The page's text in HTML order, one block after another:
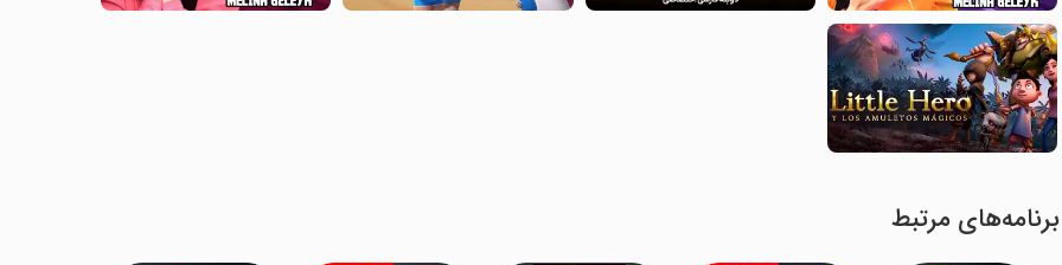
برنامه‌های مرتبط